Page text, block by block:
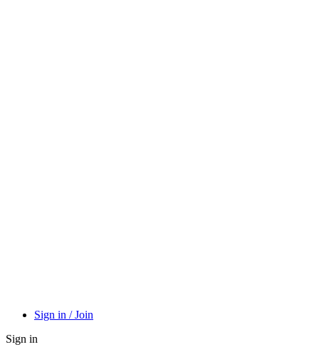
Sign in / Join
Sign in